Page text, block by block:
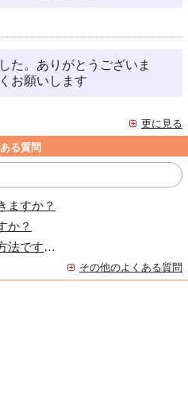
た。ありがとうございま
お願いします
更に見る
る質問
ますか？
か？
代金の支払いはどのような方法ですか？
その他のよくある質問